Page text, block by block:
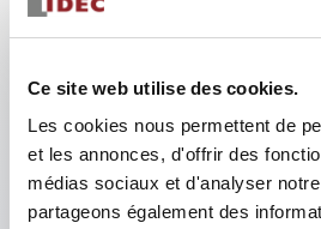
Ce site web utilise des cookies.
Les cookies nous permettent de
et les annonces, d'offrir des
médias sociaux et d'analyser
partageons également des
Caractéristiques clés
Le commutateur à came de
interrupteur de commande
adapté à l'ouverture, la